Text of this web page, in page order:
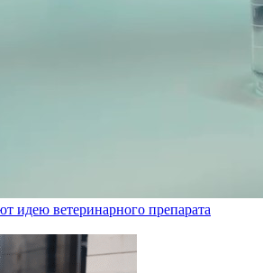
идею ветеринарного препарата